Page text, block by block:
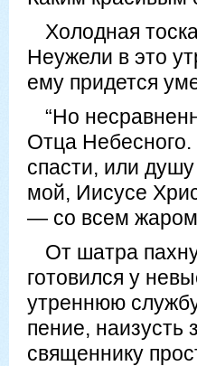
Холодная
Неужели в это
ему придется
“Но
Отца Небесного.
спасти, или
мой, Иисусе
— со всем жаром
От шатра
готовился у
утреннюю
пение, наизусть
священнику